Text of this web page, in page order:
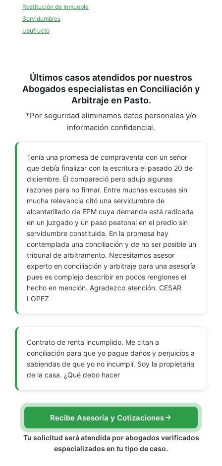
Restitución de Inmueble
Servidumbres
Usufructo
Últimos casos atendidos por nuestros
Abogados especialistas en Conciliación y
Arbitraje en Pasto.
*Por seguridad eliminamos datos personales y/o
información confidencial.
Tenía una promesa de compraventa con un señor
que debía finalizar con la escritura el pasado 20 de
diciembre. Él compareció pero adujo algunas
razones para no firmar. Entre muchas excusas sin
mucha relevancia citó una servidumbre de
alcantarillado de EPM cuya demanda está radicada
en un juzgado y un paso peatonal en el predio sin
servidumbre constituida. En la promesa hay
contemplada una conciliación y de no ser posible un
tribunal de arbitramento. Necesitamos asesor
experto en conciliación y arbitraje para una asesoría
pues es complejo describir en pocos renglones el
hecho en mención. Agradezco atención. CESAR
LOPEZ
Contrato de renta incumplido. Me citan a
conciliación para que yo pague daños y perjuicios a
sabiendas de que yo no incumplí. Soy la propietaria
de la casa. ¿Qué debo hacer
Recibe Asesoría y Cotizaciones
Tu solicitud será atendida por abogados verificados
especializados en tu tipo de caso.